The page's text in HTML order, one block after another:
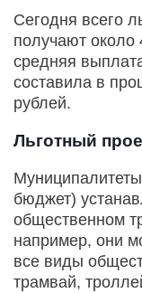
Сегодня всего
получают около
средняя
составила в
рублей.
Льготный
бюджет)
общественном
например, они
все виды
трамвай,